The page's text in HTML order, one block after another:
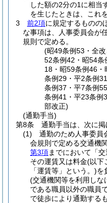
した額の2分の1に相当
を生じたときは、これ
3
前2項に規定するものの
な事項は、人事委員会が
規則で定める。
(昭49条例53・全
52条例42・昭54条
18・昭59条例46
条例29・平2条例
条例37・平7条例
条例41・平23条例
部改正)
(通勤手当)
第8条
通勤手当は、次に掲
(1)
通勤のため人事委員
会規則で定める交通機
第3項までにおいて「
その運賃又は料金(以下
「運賃等」という。)を
(交通機関等を利用しな
である職員以外の職員
で徒歩により通勤する